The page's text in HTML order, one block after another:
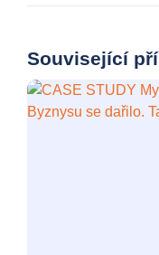
Související